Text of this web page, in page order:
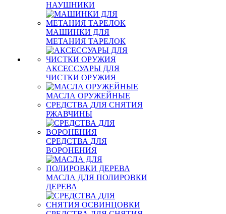
НАУШНИКИ
МАШИНКИ ДЛЯ
МЕТАНИЯ ТАРЕЛОК
АКСЕССУАРЫ ДЛЯ
ЧИСТКИ ОРУЖИЯ
МАСЛА ОРУЖЕЙНЫЕ
СРЕДСТВА ДЛЯ СНЯТИЯ
РЖАВЧИНЫ
СРЕДСТВА ДЛЯ
ВОРОНЕНИЯ
МАСЛА ДЛЯ ПОЛИРОВКИ
ДЕРЕВА